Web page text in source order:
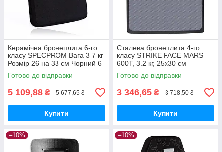
Керамічна бронеплита 6-го
класу SPECPROM Вага 3 7 кг
Розмір 26 на 33 см Чорний 6
клас
Готово до відправки
5 109,88 ₴ 5 677,65 ₴
Купити
Сталева бронеплита 4-го
класу STRIKE FACE MARS
600T, 3.2 кг, 25х30 см
Готово до відправки
3 346,65 ₴ 3 718,50 ₴
Купити
–10% –10%